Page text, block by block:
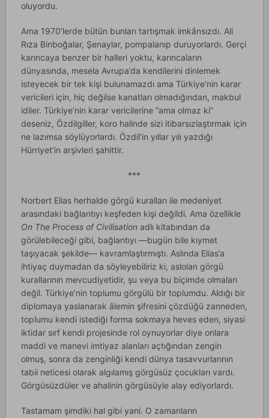
oluyordu.
Ama 1970’lerde bütün bunları tartışmak imkânsızdı. Ali
Rıza Binboğalar, Şenaylar, pompalanıp duruyorlardı. Gerçi
karıncaya benzer bir halleri yoktu, karıncaların
dünyasında, mesela Avrupa’da kendilerini dinlemek
isteyecek bir tek kişi bulunamazdı ama Türkiye’nin karar
vericileri için, hiç değilse kanatları olmadığından, makbul
idiler. Türkiye’nin karar vericilerine “ama olmaz ki”
deseniz, Özdilgiller, koro halinde sizi itibarsızlaştırmak için
ne lazımsa söylüyorlardı. Özdil’in yıllar yılı yazdığı
Hürriyet’in arşivleri şahittir.
***
Norbert Elias herhalde görgü kuralları ile medeniyet
arasındaki bağlantıyı keşfeden kişi değildi. Ama özellikle
On The Process of Civilisationadlı kitabından da
görülebileceği gibi, bağlantıyı —bugün bile kıymet
taşıyacak şekilde— kavramlaştırmıştı. Aslında Elias’a
ihtiyaç duymadan da söyleyebiliriz ki, aslolan görgü
kurallarının mevcudiyetidir, şu veya bu biçimde olmaları
değil. Türkiye’nin toplumu görgülü bir toplumdu. Aldığı bir
diplomaya yaslanarak âlemin şifresini çözdüğü zanneden,
toplumu kendi istediği forma sokmaya heves eden, siyasi
iktidar sırf kendi projesinde rol oynuyorlar diye onlara
maddi ve manevi imtiyaz alanları açtığından zengin
olmuş, sonra da zenginliği kendi dünya tasavvurlarının
tabii neticesi olarak algılamış görgüsüz çocukları vardı.
Görgüsüzdüler ve ahalinin görgüsüyle alay ediyorlardı.
Tastamam şimdiki hal gibi yani. O zamanların